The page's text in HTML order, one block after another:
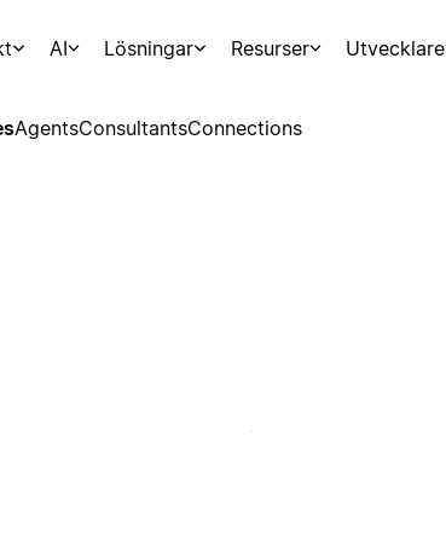
AI Lösningar Resurser Utvecklare
AgentsConsultantsConnections